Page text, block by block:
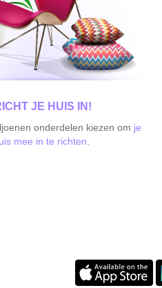
JE HUIS IN!
onderdelen kiezen om je
mee in te richten